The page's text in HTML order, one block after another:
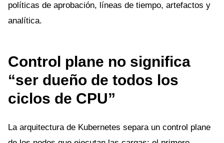
políticas de aprobación, líneas de tiempo, artefactos y
analítica.
Control plane no significa
“ser dueño de todos los
ciclos de CPU”
La arquitectura de Kubernetes separa un control plane